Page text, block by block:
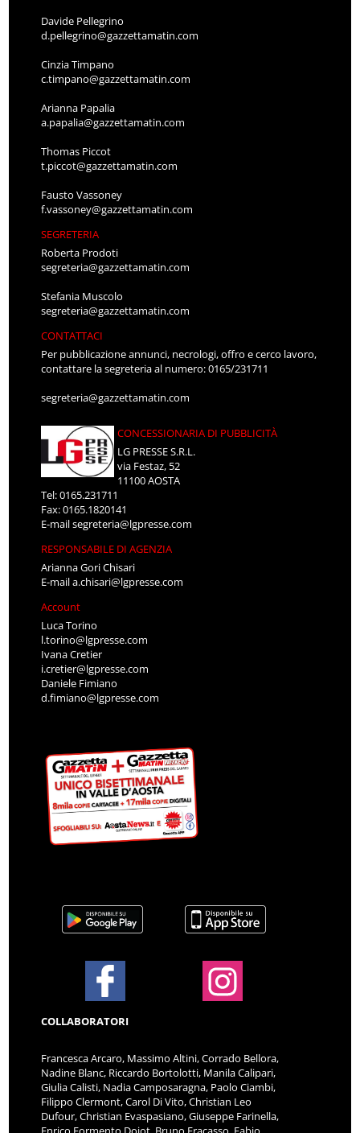
Davide Pellegrino
d.pellegrino@gazzettamatin.com
Cinzia Timpano
c.timpano@gazzettamatin.com
Arianna Papalia
a.papalia@gazzettamatin.com
Thomas Piccot
t.piccot@gazzettamatin.com
Fausto Vassoney
f.vassoney@gazzettamatin.com
SEGRETERIA
Roberta Prodoti
segreteria@gazzettamatin.com
Stefania Muscolo
segreteria@gazzettamatin.com
CONTATTACI
Per pubblicazione annunci, necrologi, offro e cerco lavoro,
contattare la segreteria al numero: 0165/231711
segreteria@gazzettamatin.com
CONCESSIONARIA DI PUBBLICITÀ
LG PRESSE S.R.L.
via Festaz, 52
11100 AOSTA
Tel: 0165.231711
Fax: 0165.1820141
E-mailsegreteria@lgpresse.com
RESPONSABILE DI AGENZIA
Arianna Gori Chisari
E-maila.chisari@lgpresse.com
Account
Luca Torino
l.torino@lgpresse.com
Ivana Cretier
i.cretier@lgpresse.com
Daniele Fimiano
d.fimiano@lgpresse.com
COLLABORATORI
Francesca Arcaro, Massimo Altini, Corrado Bellora,
Nadine Blanc, Riccardo Bortolotti, Manila Calipari,
Giulia Calisti, Nadia Camposaragna, Paolo Ciambi,
Filippo Clermont, Carol Di Vito, Christian Leo
Dufour, Christian Evaspasiano, Giuseppe Farinella,